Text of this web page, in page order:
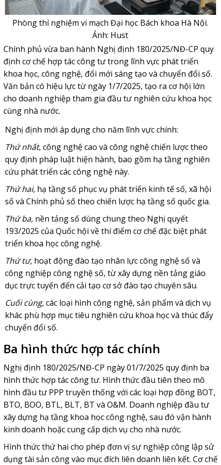
Phòng thí nghiệm vi mạch Đại học Bách khoa Hà Nội.
Ảnh: Hust
Chính phủ vừa ban hành Nghị định 180/2025/NĐ-CP quy
định cơ chế hợp tác công tư trong lĩnh vực phát triển
khoa học, công nghệ, đổi mới sáng tạo và chuyển đổi số.
Văn bản có hiệu lực từ ngày 1/7/2025, tạo ra cơ hội lớn
cho doanh nghiệp tham gia đầu tư nghiên cứu khoa học
cùng nhà nước.
Nghị định mới áp dụng cho năm lĩnh vực chính:
Thứ nhất, công nghệ cao và công nghệ chiến lược theo
quy định pháp luật hiện hành, bao gồm hạ tầng nghiên
cứu phát triển các công nghệ này.
Thứ hai, hạ tầng số phục vụ phát triển kinh tế số, xã hội
số và Chính phủ số theo chiến lược hạ tầng số quốc gia.
Thứ ba,nền tảng số dùng chung theo Nghị quyết
193/2025 của Quốc hội về thí điểm cơ chế đặc biệt phát
triển khoa học công nghệ.
Thứ tư, hoạt động đào tạo nhân lực công nghệ số và
công nghiệp công nghệ số, từ xây dựng nền tảng giáo
dục trực tuyến đến cải tạo cơ sở đào tạo chuyên sâu.
Cuối cùng,các loại hình công nghệ, sản phẩm và dịch vụ
khác phù hợp mục tiêu nghiên cứu khoa học và thúc đẩy
chuyển đổi số.
Ba hình thức hợp tác chính
Nghị định 180/2025/NĐ-CP ngày 01/7/2025 quy định ba
hình thức hợp tác công tư. Hình thức đầu tiên theo mô
hình đầu tư PPP truyền thống với các loại hợp đồng BOT,
BTO, BOO, BTL, BLT, BT và O&M. Doanh nghiệp đầu tư
xây dựng hạ tầng khoa học công nghệ, sau đó vận hành
kinh doanh hoặc cung cấp dịch vụ cho nhà nước.
Hình thức thứ hai cho phép đơn vị sự nghiệp công lập sử
dụng tài sản công vào mục đích liên doanh liên kết. Cơ chế